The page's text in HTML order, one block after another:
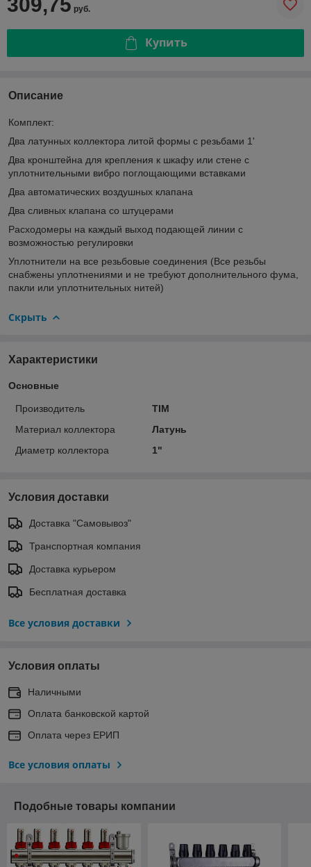
руб.
Купить
Описание
Комплект:
Два латунных коллектора литой формы с резьбами 1'
Два кронштейна для крепления к шкафу или стене с
уплотнительными вибро поглощающими вставками
Два автоматических воздушных клапана
Два сливных клапана со штуцерами
Расходомеры на каждый выход подающей линии с
возможностью регулировки
Уплотнители на все резьбовые соединения (Все резьбы
снабжены уплотнениями и не требуют дополнительного фума,
пакли или уплотнительных нитей)
Скрыть
Характеристики
Основные
Производитель
TIM
Материал коллектора
Латунь
Диаметр коллектора
1"
Условия доставки
Доставка "Самовывоз"
Транспортная компания
Доставка курьером
Бесплатная доставка
Все условия доставки
Условия оплаты
Наличными
Оплата банковской картой
Оплата через ЕРИП
Все условия оплаты
Подобные товары компании